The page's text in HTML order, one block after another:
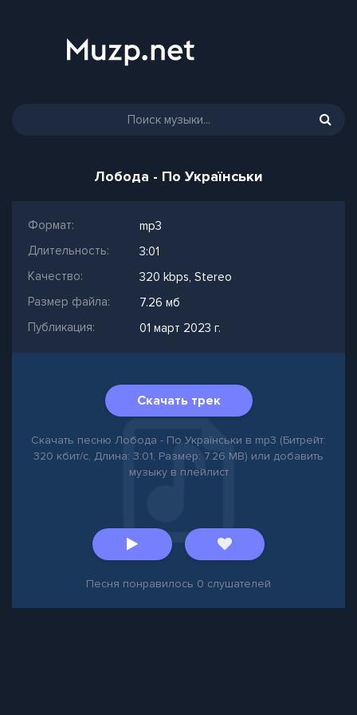
Лобода - По Українськи
Формат:
mp3
Длительность:
3:01
Качество:
320 kbps, Stereo
Размер файла:
7.26 мб
Публикация:
01 март 2023 г.
Скачать трек
Скачать песню Лобода - По Українськи в mp3 (Битрейт:
320 кбит/с, Длина: 3:01, Размер: 7.26 MB) или добавить
музыку в плейлист
Песня понравилось 0 слушателей